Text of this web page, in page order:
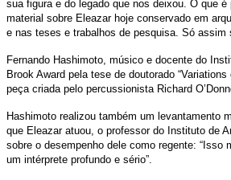
sua figura e do legado que nos deixou. O que
material sobre Eleazar hoje conservado em
e nas teses e trabalhos de pesquisa. Só
Fernando Hashimoto, músico e docente do
Brook Award pela tese de doutorado
peça criada pelo percussionista Richard
Hashimoto realizou também um levantamento
que Eleazar atuou, o professor do Instituto de
sobre o desempenho dele como regente:
um intérprete profundo e sério”.